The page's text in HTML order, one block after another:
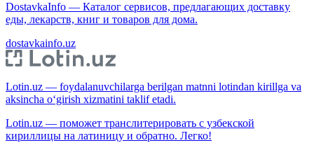
DostavkaInfo — Каталог сервисов, предлагающих доставку
еды, лекарств, книг и товаров для дома.
dostavkainfo.uz
Lotin.uz — foydalanuvchilarga berilgan matnni lotindan kirillga va
aksincha o‘girish xizmatini taklif etadi.
Lotin.uz — поможет транслитерировать с узбекской
кириллицы на латиницу и обратно. Легко!